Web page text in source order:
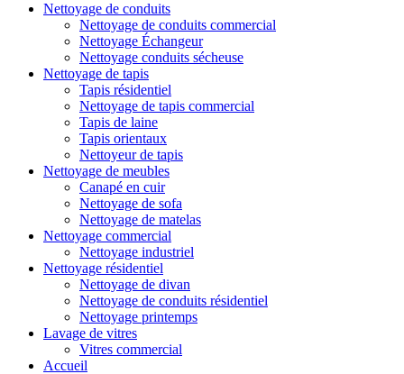
Nettoyage de conduits
Nettoyage de conduits commercial
Nettoyage Échangeur
Nettoyage conduits sécheuse
Nettoyage de tapis
Tapis résidentiel
Nettoyage de tapis commercial
Tapis de laine
Tapis orientaux
Nettoyeur de tapis
Nettoyage de meubles
Canapé en cuir
Nettoyage de sofa
Nettoyage de matelas
Nettoyage commercial
Nettoyage industriel
Nettoyage résidentiel
Nettoyage de divan
Nettoyage de conduits résidentiel
Nettoyage printemps
Lavage de vitres
Vitres commercial
Accueil